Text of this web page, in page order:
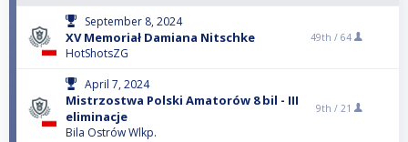
September 8, 2024
XV Memoriał Damiana Nitschke
HotShotsZG
49th / 64
April 7, 2024
Mistrzostwa Polski Amatorów 8 bil - III
eliminacje
Bila Ostrów Wlkp.
9th / 21